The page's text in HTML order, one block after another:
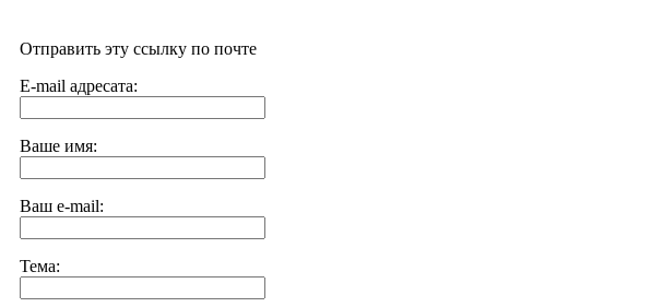
Отправить эту ссылку по почте
E-mail адресата:
Ваше имя:
Ваш e-mail:
Тема: